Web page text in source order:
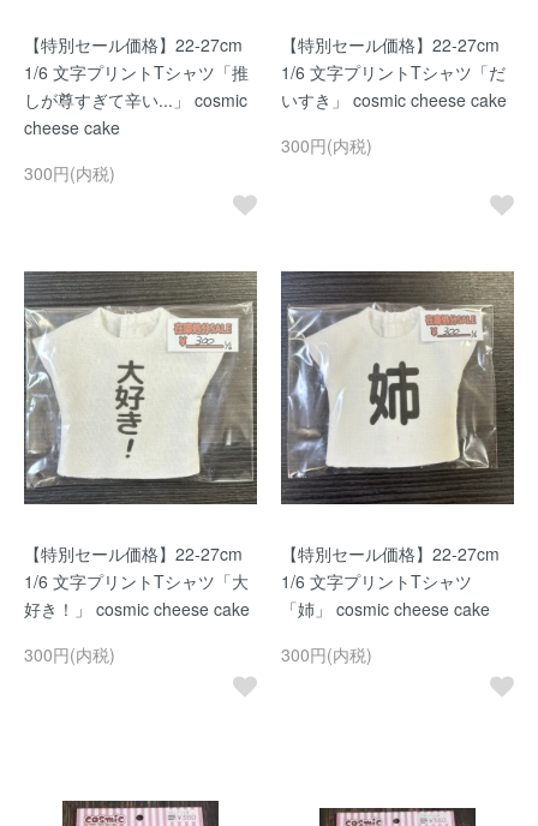
【特別セール価格】22-27cm
1/6 文字プリントTシャツ「推
しが尊すぎて辛い...」 cosmic
cheese cake
300円(内税)
【特別セール価格】22-27cm
1/6 文字プリントTシャツ「だ
いすき」 cosmic cheese cake
300円(内税)
【特別セール価格】22-27cm
1/6 文字プリントTシャツ「大
好き！」 cosmic cheese cake
300円(内税)
【特別セール価格】22-27cm
1/6 文字プリントTシャツ
「姉」 cosmic cheese cake
300円(内税)